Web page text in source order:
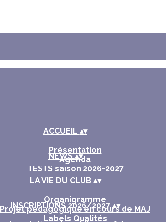
ACCUEIL ▴▾
Présentation
Agenda
TESTS saison 2026-2027
NEWS▴▾
LA VIE DU CLUB ▴▾
Organigramme
Projet pédagogique en cours de MAJ
Labels Qualités
INSCRIPTIONS 2026/2027▴▾